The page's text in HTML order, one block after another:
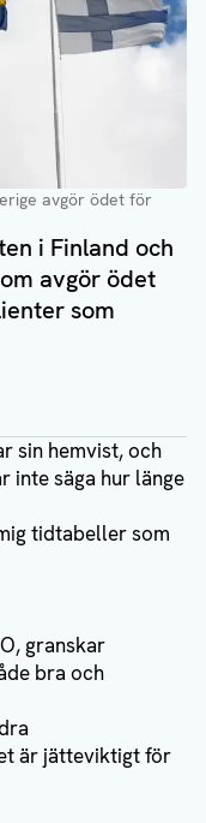
avgör ödet för
i Finland och
avgör ödet
som
sin hemvist, och
inte säga hur länge
tidtabeller som
granskar
bra och
är jätteviktigt för